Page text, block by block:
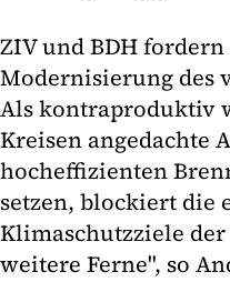
ZIV und BDH
Modernisierung des
Als kontraproduktiv
Kreisen angedachte
hocheffizienten
setzen, blockiert die
Klimaschutzziele
weitere Ferne", so